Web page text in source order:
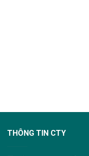
THÔNG TIN CTY